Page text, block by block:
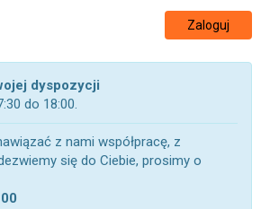
Zaloguj
dyspozycji
do 18:00.
z nami współpracę, z
się do Ciebie, prosimy o